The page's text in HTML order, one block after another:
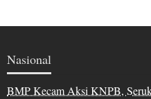
Nasional
BMP Kecam Aksi KNPB,